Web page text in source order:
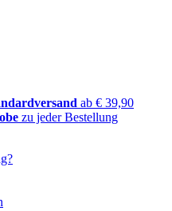
ab € 39,90
zu jeder Bestellung